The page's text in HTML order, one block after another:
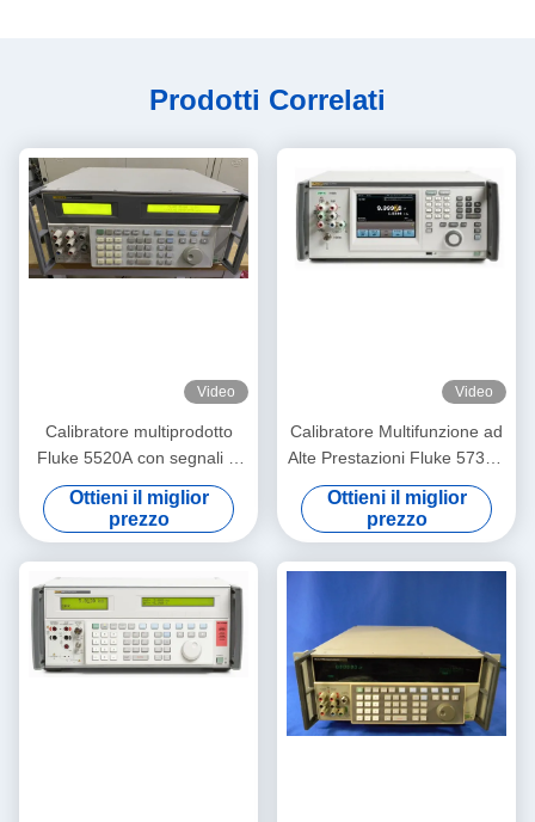
Prodotti Correlati
Video
Calibratore multiprodotto
Fluke 5520A con segnali di
ampiezza 600 MHz
Interfaccia RS-232 e
condizione preuso
Ottieni il miglior
prezzo
Video
Calibratore Multifunzione ad
Alte Prestazioni Fluke 5730A
con Segnali di Ampiezza a
600 MHz e Condizioni Usato
Ottieni il miglior
prezzo